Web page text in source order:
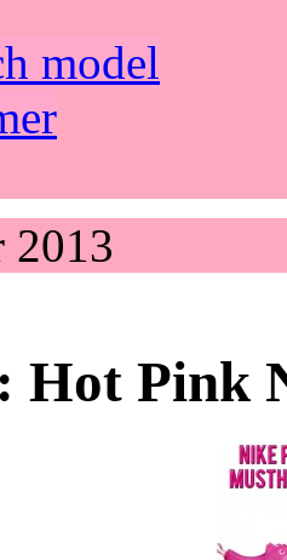
model
2013
Hot Pink